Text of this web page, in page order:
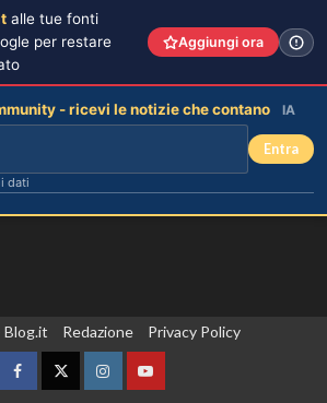
Blog.it Redazione Privacy Policy
FacebookTwitterInstagramYouTube
alle tue fonti
per restare
Aggiungi ora
- ricevi le notizie che contano IA
Entra
dati